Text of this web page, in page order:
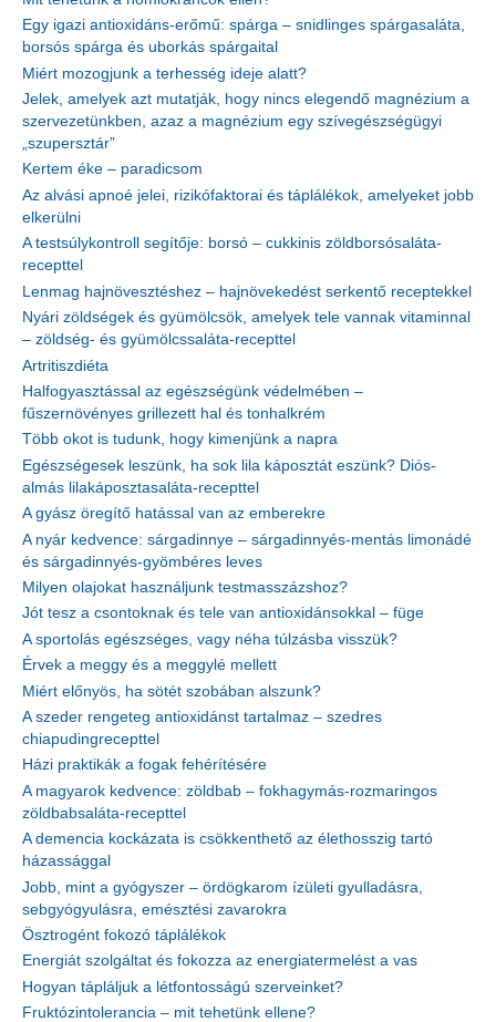
Egy igazi antioxidáns-erőmű: spárga – snidlinges spárgasaláta,
borsós spárga és uborkás spárgaital
Miért mozogjunk a terhesség ideje alatt?
Jelek, amelyek azt mutatják, hogy nincs elegendő magnézium a
szervezetünkben, azaz a magnézium egy szívegészségügyi
„szupersztár”
Kertem éke – paradicsom
Az alvási apnoé jelei, rizikófaktorai és táplálékok, amelyeket jobb
elkerülni
A testsúlykontroll segítője: borsó – cukkinis zöldborsósaláta-
recepttel
Lenmag hajnövesztéshez – hajnövekedést serkentő receptekkel
Nyári zöldségek és gyümölcsök, amelyek tele vannak vitaminnal
– zöldség- és gyümölcssaláta-recepttel
Artritiszdiéta
Halfogyasztással az egészségünk védelmében –
fűszernövényes grillezett hal és tonhalkrém
Több okot is tudunk, hogy kimenjünk a napra
Egészségesek leszünk, ha sok lila káposztát eszünk? Diós-
almás lilakáposztasaláta-recepttel
A gyász öregítő hatással van az emberekre
A nyár kedvence: sárgadinnye – sárgadinnyés-mentás limonádé
és sárgadinnyés-gyömbéres leves
Milyen olajokat használjunk testmasszázshoz?
Jót tesz a csontoknak és tele van antioxidánsokkal – füge
A sportolás egészséges, vagy néha túlzásba visszük?
Érvek a meggy és a meggylé mellett
Miért előnyös, ha sötét szobában alszunk?
A szeder rengeteg antioxidánst tartalmaz – szedres
chiapudingrecepttel
Házi praktikák a fogak fehérítésére
A magyarok kedvence: zöldbab – fokhagymás-rozmaringos
zöldbabsaláta-recepttel
A demencia kockázata is csökkenthető az élethosszig tartó
házassággal
Jobb, mint a gyógyszer – ördögkarom ízületi gyulladásra,
sebgyógyulásra, emésztési zavarokra
Ösztrogént fokozó táplálékok
Energiát szolgáltat és fokozza az energiatermelést a vas
Hogyan tápláljuk a létfontosságú szerveinket?
Fruktózintolerancia – mit tehetünk ellene?